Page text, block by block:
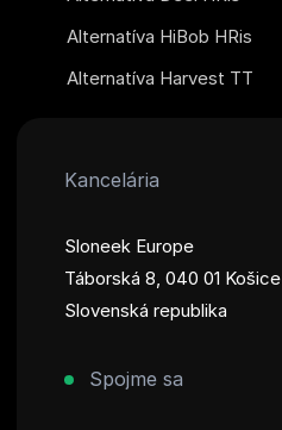
Alternatíva HiBob HRis
Alternatíva Harvest TT
Kancelária
Sloneek Europe
Táborská 8, 040 01 Košice
Slovenská republika
Spojme sa